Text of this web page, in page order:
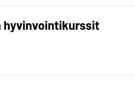
hyvinvointikurssit